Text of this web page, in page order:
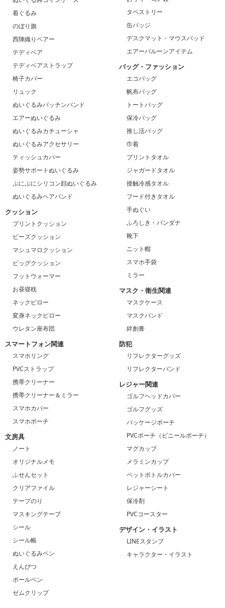
着ぐるみ
のぼり旗
西陣織りベアー
テディベア
テディベアストラップ
椅子カバー
リュック
ぬいぐるみパッチンバンド
エアーぬいぐるみ
ぬいぐるみカチューシャ
ぬいぐるみアクセサリー
ティッシュカバー
姿勢サポートぬいぐるみ
ぷにぷにシリコン顔ぬいぐるみ
ぬいぐるみヘアバンド
クッション
プリントクッション
ビーズクッション
マシュマロクッション
ビッグクッション
フットウォーマー
お昼寝枕
ネックピロー
変身ネックピロー
ウレタン座布団
スマートフォン関連
スマホリング
PVCストラップ
携帯クリーナー
携帯クリーナー＆ミラー
スマホカバー
スマホポーチ
文房具
ノート
オリジナルメモ
ふせんセット
クリアファイル
テープのり
マスキングテープ
シール
シール帳
ぬいぐるみペン
えんぴつ
ボールペン
ゼムクリップ
タペストリー
缶バッジ
デスクマット・マウスパッド
エアーバルーンアイテム
バッグ・ファッション
エコバッグ
帆布バッグ
トートバッグ
保冷バッグ
推し活バッグ
巾着
プリントタオル
ジャガードタオル
接触冷感タオル
フード付きタオル
手ぬぐい
ふろしき・バンダナ
靴下
ニット帽
スマホ手袋
ミラー
マスク・衛生関連
マスクケース
マスクバンド
絆創膏
防犯
リフレクターグッズ
リフレクターバンド
レジャー関連
ゴルフヘッドカバー
ゴルフグッズ
パッケージポーチ
PVCポーチ（ビニールポーチ）
マグカップ
メラミンカップ
ペットボトルカバー
レジャーシート
保冷剤
PVCコースター
デザイン・イラスト
LINEスタンプ
キャラクター・イラスト